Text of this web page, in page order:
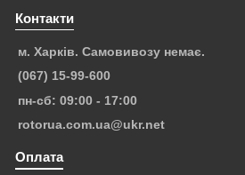
Контакти
м. Харків. Самовивозу немає.
(067) 15-99-600
пн-сб: 09:00 - 17:00
rotorua.com.ua@ukr.net
Оплата